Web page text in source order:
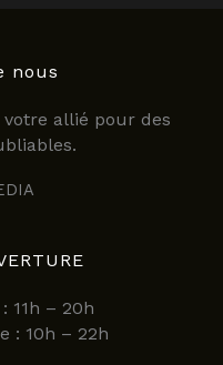
nous
votre allié pour des
11h – 20h
: 10h – 22h